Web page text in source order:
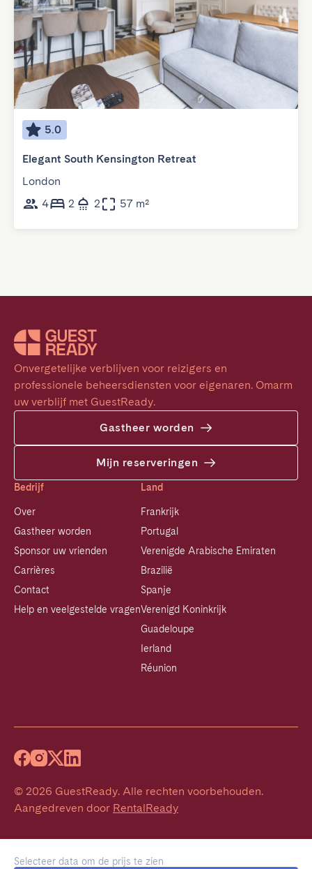
Selecteer data om de prijs te zien
5.0
Elegant South Kensington Retreat
London
4
2 2 57 m²
Onvergetelijke verblijven voor reizigers en
professionele beheersdiensten voor eigenaren. Omarm
uw verblijf met GuestReady.
Gastheer worden
Mijn reserveringen
Bedrijf
Over
Gastheer worden
Sponsor uw vrienden
Carrières
Contact
Help en veelgestelde vragen
Land
Frankrijk
Portugal
Verenigde Arabische Emiraten
Brazilië
Spanje
Verenigd Koninkrijk
Guadeloupe
Ierland
Réunion
© 2026 GuestReady. Alle rechten voorbehouden.
Aangedreven door RentalReady